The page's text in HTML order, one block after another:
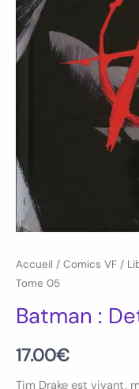
Accueil / Comics VF /
Tome 05
Batman :
17.00€
Tim Drake est vivant,